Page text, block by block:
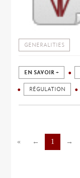
GENERALITIES
EN SAVOIR +
RÉGULATION
« ← 1 →